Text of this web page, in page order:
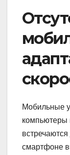
Мобильные
компьютеры
смартфоне